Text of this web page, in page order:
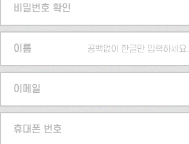
비밀번호 확인
이름 공백없이 한글만 입력하세요.
이메일
휴대폰 번호